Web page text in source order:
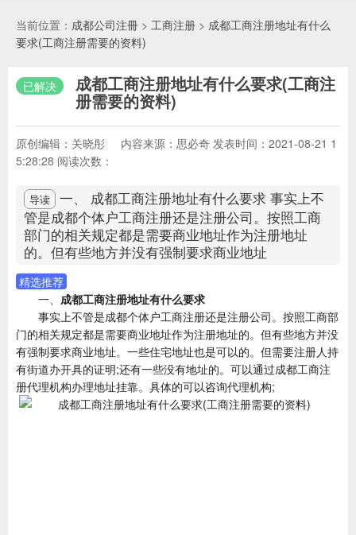
当前位置： 成都公司注冊 > 工商注册 > 成都工商注册地址有什么
要求(工商注册需要的资料)
已解决 成都工商注册地址有什么要求(工商注
册需要的资料)
原创编辑：关晓彤 内容来源：思必奇 发表时间：2021-08-21 1
5:28:28 阅读次数：
导读
一、 成都工商注册地址有什么要求 事实上不
管是成都个体户工商注册还是注册公司。按照工商
部门的相关规定都是需要商业地址作为注册地址
的。但有些地方并没有强制要求商业地址
精选推荐
一、 成都工商注册地址有什么要求
事实上不管是成都个体户工商注册还是注册公司。按照工商部
门的相关规定都是需要商业地址作为注册地址的。但有些地方并没
有强制要求商业地址。一些住宅地址也是可以的。但需要注册人持
有街道办开具的证明;还有一些没有地址的。可以通过成都工商注
册代理机构办理地址挂靠。具体的可以咨询代理机构;